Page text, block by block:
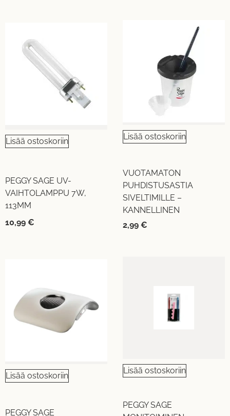
Lisää ostoskoriin
PEGGY SAGE UV-
VAIHTOLAMPPU 7W,
113MM
10,99 €
Lisää ostoskoriin
VUOTAMATON
PUHDISTUSASTIA
SIVELTIMILLE –
KANNELLINEN
2,99 €
Lisää ostoskoriin
PEGGY SAGE
Lisää ostoskoriin
PEGGY SAGE